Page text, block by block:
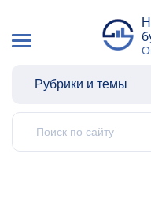
Рубрики и темы